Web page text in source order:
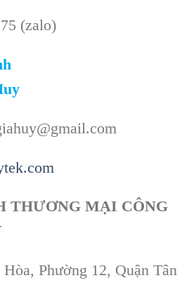
(zalo)
THƯƠNG MẠI CÔNG
Phường 12, Quận Tân